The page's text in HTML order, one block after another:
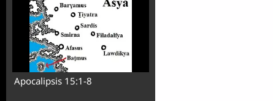
Apocalipsis 15:1-8